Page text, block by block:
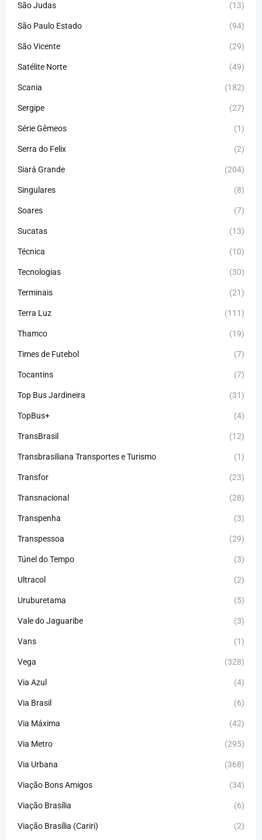
São Judas (13)
São Paulo Estado (94)
São Vicente (29)
Satélite Norte (49)
Scania (182)
Sergipe (27)
Série Gêmeos (1)
Serra do Felix (2)
Siará Grande (204)
Singulares (8)
Soares (7)
Sucatas (13)
Técnica (10)
Tecnologias (30)
Terminais (21)
Terra Luz (111)
Thamco (19)
Times de Futebol (7)
Tocantins (7)
Top Bus Jardineira (31)
TopBus+ (4)
TransBrasil (12)
Transbrasiliana Transportes e Turismo (1)
Transfor (23)
Transnacional (28)
Transpenha (3)
Transpessoa (29)
Túnel do Tempo (3)
Ultracol (2)
Uruburetama (5)
Vale do Jaguaribe (3)
Vans (1)
Vega (328)
Via Azul (4)
Via Brasil (6)
Via Máxima (42)
Via Metro (295)
Via Urbana (368)
Viação Bons Amigos (34)
Viação Brasília (6)
Viação Brasília (Cariri) (2)